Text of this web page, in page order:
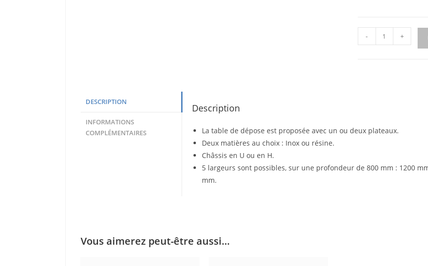
- +
DESCRIPTION
INFORMATIONS
COMPLÉMENTAIRES
Description
La table de dépose est proposée avec un ou deux plateaux.
Deux matières au choix : Inox ou résine.
Châssis en U ou en H.
5 largeurs sont possibles, sur une profondeur de 800 mm : 1200
mm.
Vous aimerez peut-être aussi…